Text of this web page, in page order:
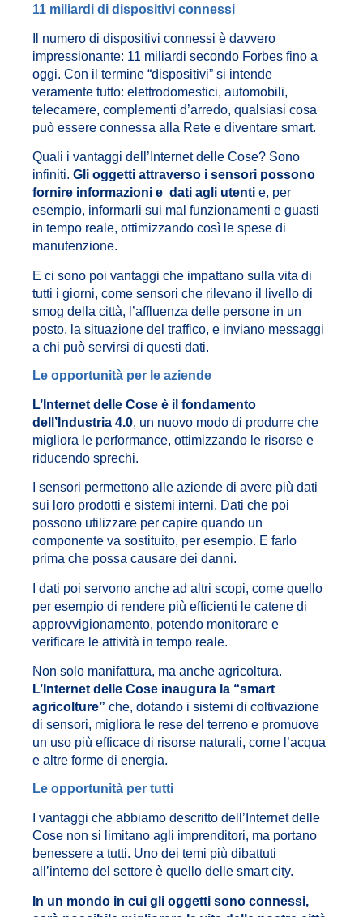
11 miliardi di dispositivi connessi
Il numero di dispositivi connessi è davvero
impressionante: 11 miliardi secondo Forbes fino a
oggi. Con il termine “dispositivi” si intende
veramente tutto: elettrodomestici, automobili,
telecamere, complementi d’arredo, qualsiasi cosa
può essere connessa alla Rete e diventare smart.
Quali i vantaggi dell’Internet delle Cose? Sono
infiniti. Gli oggetti attraverso i sensori possono
fornire informazioni e dati agli utenti e, per
esempio, informarli sui mal funzionamenti e guasti
in tempo reale, ottimizzando così le spese di
manutenzione.
E ci sono poi vantaggi che impattano sulla vita di
tutti i giorni, come sensori che rilevano il livello di
smog della città, l’affluenza delle persone in un
posto, la situazione del traffico, e inviano messaggi
a chi può servirsi di questi dati.
Le opportunità per le aziende
L’Internet delle Cose è il fondamento
dell’Industria 4.0, un nuovo modo di produrre che
migliora le performance, ottimizzando le risorse e
riducendo sprechi.
I sensori permettono alle aziende di avere più dati
sui loro prodotti e sistemi interni. Dati che poi
possono utilizzare per capire quando un
componente va sostituito, per esempio. E farlo
prima che possa causare dei danni.
I dati poi servono anche ad altri scopi, come quello
per esempio di rendere più efficienti le catene di
approvvigionamento, potendo monitorare e
verificare le attività in tempo reale.
Non solo manifattura, ma anche agricoltura.
L’Internet delle Cose inaugura la “smart
agricolture” che, dotando i sistemi di coltivazione
di sensori, migliora le rese del terreno e promuove
un uso più efficace di risorse naturali, come l’acqua
e altre forme di energia.
Le opportunità per tutti
I vantaggi che abbiamo descritto dell’Internet delle
Cose non si limitano agli imprenditori, ma portano
benessere a tutti. Uno dei temi più dibattuti
all’interno del settore è quello delle smart city.
In un mondo in cui gli oggetti sono connessi,